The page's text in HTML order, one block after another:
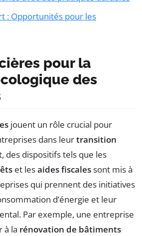
: Opportunités pour les
pour la
des
jouent un rôle crucial pour
dans leurtransition
des dispositifs tels que les
et lesaides fiscalessont mis à
qui prennent des initiatives
d’énergie et leur
Par exemple, une entreprise
à la rénovation de bâtiments